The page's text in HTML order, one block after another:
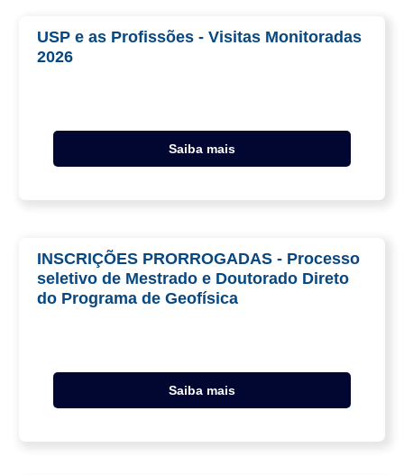
USP e as Profissões - Visitas Monitoradas
2026
Saiba mais
INSCRIÇÕES PRORROGADAS - Processo
seletivo de Mestrado e Doutorado Direto
do Programa de Geofísica
Saiba mais